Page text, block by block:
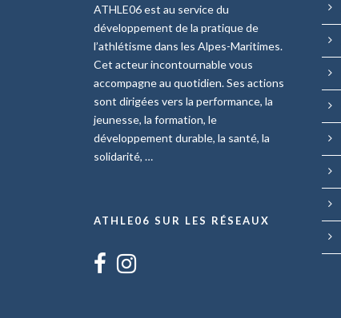
ATHLE06 est au service du
développement de la pratique de
l’athlétisme dans les Alpes-Maritimes.
Cet acteur incontournable vous
accompagne au quotidien. Ses actions
sont dirigées vers la performance, la
jeunesse, la formation, le
développement durable, la santé, la
solidarité, …
ATHLE06 SUR LES RÉSEAUX